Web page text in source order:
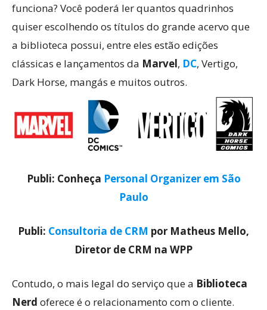
funciona? Você poderá ler quantos quadrinhos
quiser escolhendo os títulos do grande acervo que
a biblioteca possui, entre eles estão edições
clássicas e lançamentos da Marvel, DC, Vertigo,
Dark Horse, mangás e muitos outros.
Publi: Conheça Personal Organizer em São
Paulo
Publi: Consultoria de CRM por Matheus Mello,
Diretor de CRM na WPP
Contudo, o mais legal do serviço que a Biblioteca
Nerd oferece é o relacionamento com o cliente.